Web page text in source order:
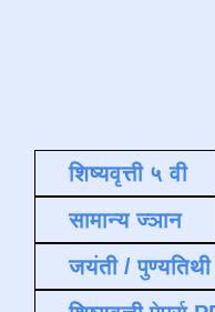
शिष्यवृत्ती ५ वी
सामान्य ज्ञान
जयंती /